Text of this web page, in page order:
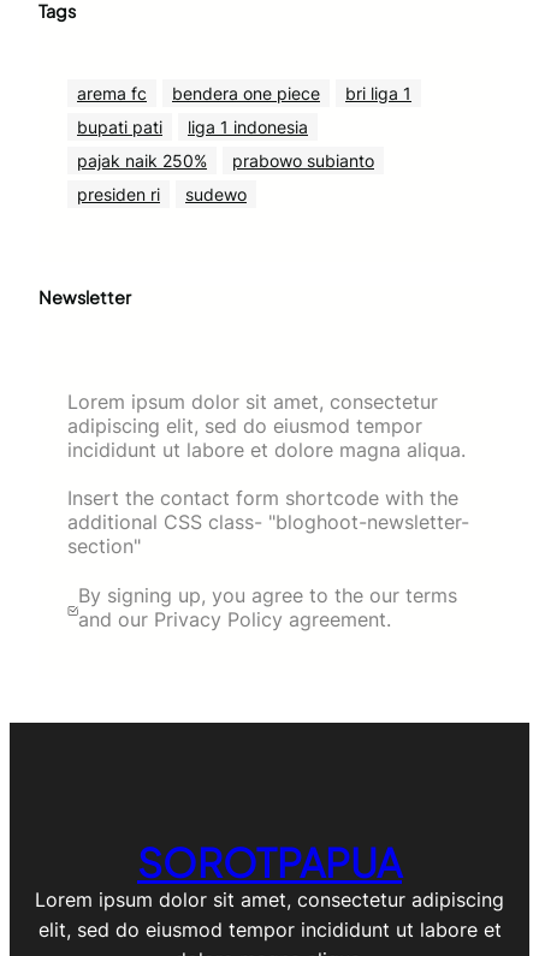
Tags
arema fc bendera one piece
bri liga 1
bupati pati
liga 1 indonesia
pajak naik 250%
prabowo subianto
presiden ri
sudewo
Newsletter
Lorem ipsum dolor sit amet, consectetur
adipiscing elit, sed do eiusmod tempor
incididunt ut labore et dolore magna aliqua.
Insert the contact form shortcode with the
additional CSS class- "bloghoot-newsletter-
section"
By signing up, you agree to the our terms
and our Privacy Policy agreement.
SOROTPAPUA
Lorem ipsum dolor sit amet, consectetur adipiscing
elit, sed do eiusmod tempor incididunt ut labore et